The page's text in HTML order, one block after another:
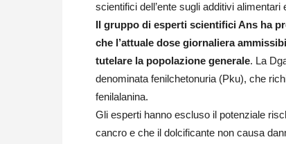
scientifici dell’ente sugli additivi
Il gruppo di esperti scientifici Ans ha
che l’attuale dose giornaliera
tutelare la popolazione generale. La
denominata fenilchetonuria (Pku), che
fenilalanina.
Gli esperti hanno escluso il potenziale
cancro e che il dolcificante non causa